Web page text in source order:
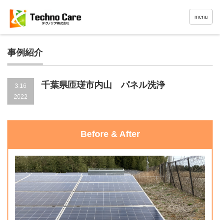
menu
事例紹介
3.16
2022
千葉県匝瑳市内山 パネル洗浄
Before & After